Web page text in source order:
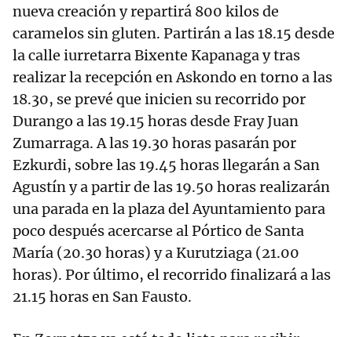
nueva creación y repartirá 800 kilos de
caramelos sin gluten. Partirán a las 18.15 desde
la calle iurretarra Bixente Kapanaga y tras
realizar la recepción en Askondo en torno a las
18.30, se prevé que inicien su recorrido por
Durango a las 19.15 horas desde Fray Juan
Zumarraga. A las 19.30 horas pasarán por
Ezkurdi, sobre las 19.45 horas llegarán a San
Agustín y a partir de las 19.50 horas realizarán
una parada en la plaza del Ayuntamiento para
poco después acercarse al Pórtico de Santa
María (20.30 horas) y a Kurutziaga (21.00
horas). Por último, el recorrido finalizará a las
21.15 horas en San Fausto.